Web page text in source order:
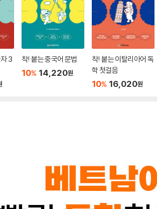
3
착! 붙는 중국어 문법
10% 14,220원
착! 붙는 이탈리아어 독
학 첫걸음
10% 16,020원